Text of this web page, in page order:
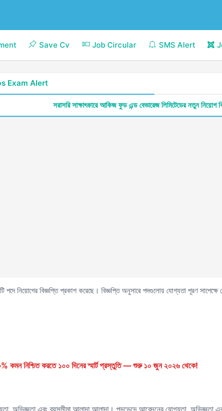
Save Cv Job Circular SMS Alert
Exam Alert
সরাসরি সাক্ষাৎকারে আকিজ ফুড এন্ড বেভারেজ লিমিটেডের নতুন নিয়োগ
নিয়োগের বিজ্ঞপ্তি প্রকাশ করেছে। বিজ্ঞপ্তি অনুসারে পদগুলোয় যোগ্যতা পূরণ
কমন নিশ্চিত করতে ১০০ দিনের স্মার্ট প্রস্তুতি — শুরু ১০ জুন ২০২৬ থেকে!
অভিজ্ঞতা এবং বয়সসীমা আলাদা আলাদা। পদভেদে আবেদনের যোগ্যতা, অভিজ্ঞতা এবং